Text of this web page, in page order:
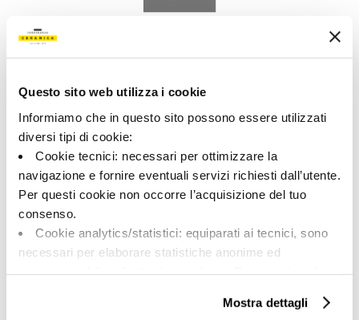
Questo sito web utilizza i cookie
Informiamo che in questo sito possono essere utilizzati
diversi tipi di cookie:
Cookie tecnici: necessari per ottimizzare la
navigazione e fornire eventuali servizi richiesti dall’utente.
Per questi cookie non occorre l’acquisizione del tuo
consenso.
Cookie analytics/statistici: equiparati ai tecnici, sono
necessari per elaborare statistiche anonime ed
Cookie di profilazione/marketing: sono utilizzati, solo
Mostra dettagli
LEONARDO